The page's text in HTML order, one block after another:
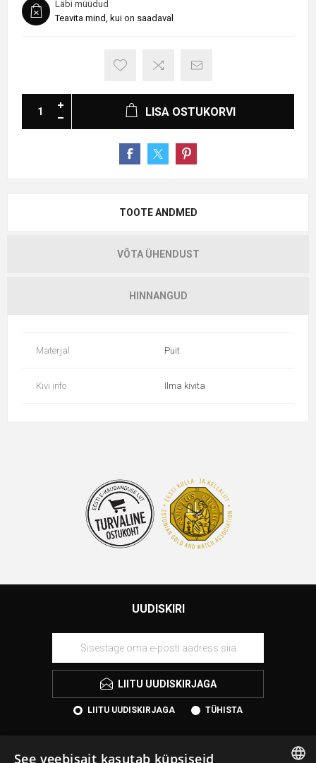
Läbi müüdud
Teavita mind, kui on saadaval
LISA OSTUKORVI
TOOTE ANDMED
VÕTA ÜHENDUST
HINNANGUD
Materjal Puit
Kivi info Ilma kivita
UUDISKIRI
LIITU UUDISKIRJAGA
LIITU UUDISKIRJAGA TÜHISTA
See veebisait kasutab küpsiseid